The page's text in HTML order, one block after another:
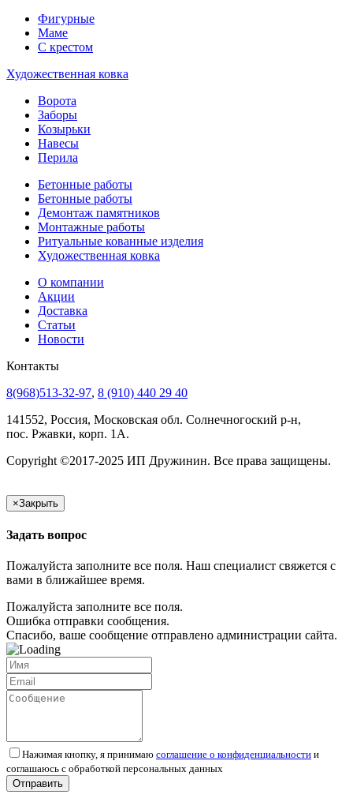
Фигурные
Маме
С крестом
Художественная ковка
Ворота
Заборы
Козырьки
Навесы
Перила
Бетонные работы
Бетонные работы
Демонтаж памятников
Монтажные работы
Ритуальные кованные изделия
Художественная ковка
О компании
Акции
Доставка
Статьи
Новости
Контакты
8(968)513-32-97, 8 (910) 440 29 40
141552, Россия, Московская обл. Солнечногоский р-н,
пос. Ржавки, корп. 1А.
Copyright ©2017-2025 ИП Дружинин. Все права защищены.
×Закрыть
Задать вопрос
Пожалуйста заполните все поля. Наш специалист свяжется с
вами в ближайшее время.
Пожалуйста заполните все поля.
Ошибка отправки сообщения.
Спасибо, ваше сообщение отправлено администрации сайта.
Нажимая кнопку, я принимаю соглашение о конфиденциальности и
соглашаюсь с обработкой персональных данных
Отправить